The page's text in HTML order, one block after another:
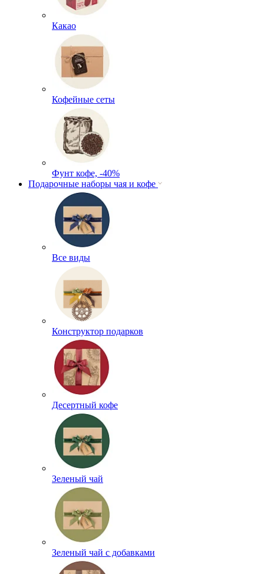
Какао
Кофейные сеты
Фунт кофе, -40%
Подарочные наборы чая и кофе
Все виды
Конструктор подарков
Десертный кофе
Зеленый чай
Зеленый чай с добавками